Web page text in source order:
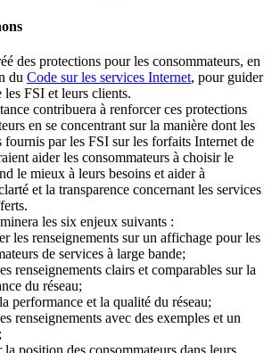
des protections pour les consommateurs, en
du Code sur les services Internet, pour guider
les FSI et leurs clients.
contribuera à renforcer ces protections
en se concentrant sur la manière dont les
fournis par les FSI sur les forfaits Internet de
aider les consommateurs à choisir le
le mieux à leurs besoins et aider à
et la transparence concernant les services
les six enjeux suivants :
les renseignements sur un affichage pour les
de services à large bande;
renseignements clairs et comparables sur la
du réseau;
performance et la qualité du réseau;
renseignements avec des exemples et un
la position des consommateurs dans leurs